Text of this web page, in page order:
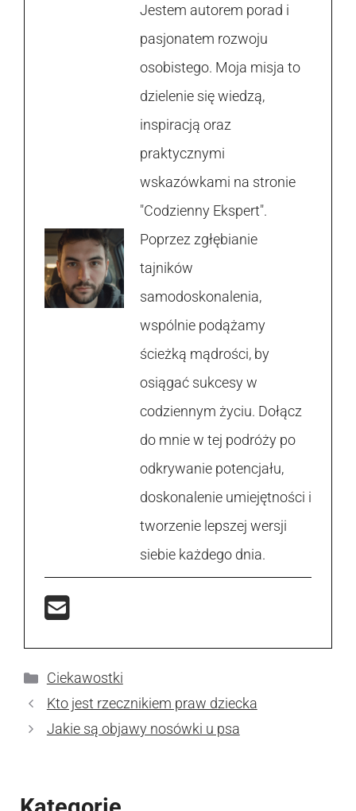
Jestem autorem porad i
pasjonatem rozwoju
osobistego. Moja misja to
dzielenie się wiedzą,
inspiracją oraz
praktycznymi
wskazówkami na stronie
"Codzienny Ekspert".
Poprzez zgłębianie
tajników
samodoskonalenia,
wspólnie podążamy
ścieżką mądrości, by
osiągać sukcesy w
codziennym życiu. Dołącz
do mnie w tej podróży po
odkrywanie potencjału,
doskonalenie umiejętności i
tworzenie lepszej wersji
siebie każdego dnia.
Kategorie
Ciekawostki
Kto jest rzecznikiem praw dziecka
Jakie są objawy nosówki u psa